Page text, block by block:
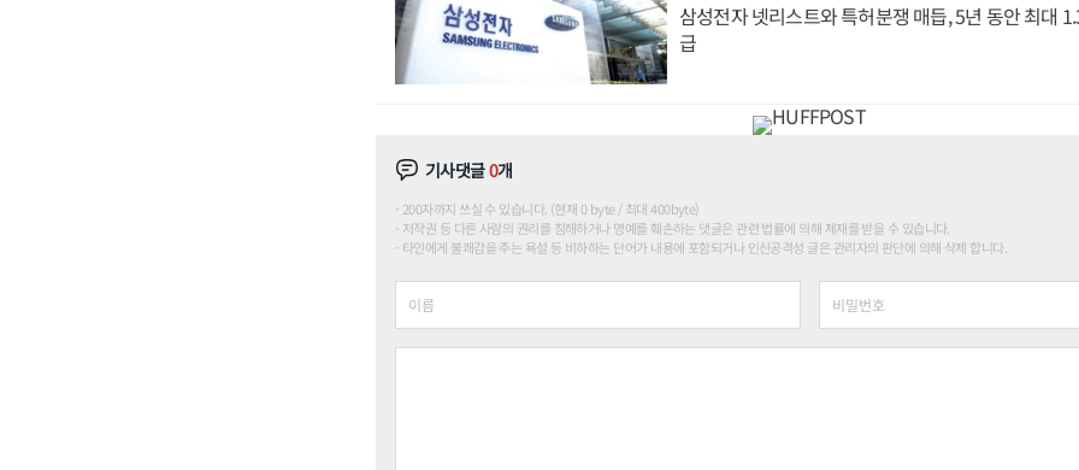
삼성전자 넷리스트와 특허분쟁 매듭, 5년 동안 최대
급
기사댓글0개
200자까지 쓰실 수 있습니다. (현재 0 byte / 최대 400byte)
저작권 등 다른 사람의 권리를 침해하거나 명예를 훼손하는 댓글은 관련 법률에 의해 제재를 받을 수 있습니다.
타인에게 불쾌감을 주는 욕설 등 비하하는 단어가 내용에 포함되거나 인신공격성 글은 관리자의 판단에 의해 삭제 합니다.